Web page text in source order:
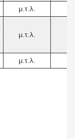
μ.τ.λ.
μ.τ.λ.
μ.τ.λ.